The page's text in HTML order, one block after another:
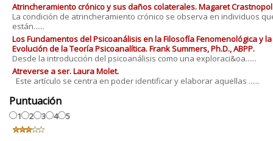
Atrincheramiento crónico y sus daños colaterales. Magaret Crastnopol
La condición de atrincheramiento crónico se observa en individuos
están......
Los Fundamentos del Psicoanálisis en la Filosofía Fenomenológica y la
Evolución de la Teoría Psicoanalítica. Frank Summers, Ph.D., ABPP.
Desde la introducción del psicoanálisis como una exploraci&oa......
Atreverse a ser. Laura Molet.
Este artículo se centra en poder identificar y elaborar aquellas ......
Puntuación
1 2 3 4 5